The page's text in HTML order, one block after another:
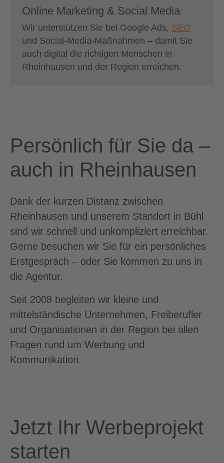
Online Marketing & Social Media
Wir unterstützen Sie bei Google Ads, SEO
und Social-Media-Maßnahmen – damit Sie
auch digital die richtigen Menschen in
Rheinhausen und der Region erreichen.
Persönlich für Sie da –
auch in Rheinhausen
Dank der kurzen Distanz zwischen
Rheinhausen und unserem Standort in Bühl
sind wir schnell und unkompliziert erreichbar.
Gerne besuchen wir Sie für ein persönliches
Erstgespräch – oder Sie kommen zu uns in
die Agentur.
Seit 2008 begleiten wir kleine und
mittelständische Unternehmen, Freiberufler
und Organisationen in der Region bei allen
Fragen rund um Werbung und
Kommunikation.
Jetzt Ihr Werbeprojekt
starten